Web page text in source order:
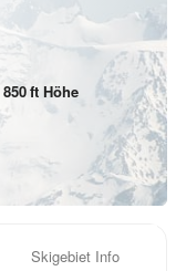
850ft Höhe
Skigebiet Info